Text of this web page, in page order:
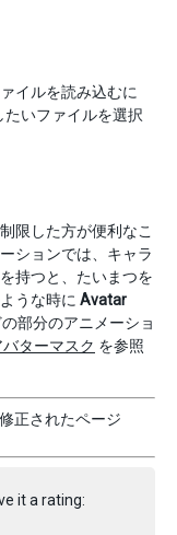
イルを読み込むに
いファイルを選択
限した方が便利なこ
ションでは、キャラ
持つと、たいまつを
うな時に Avatar
部分のアニメーショ
バターマスク を参照
正されたページ
it a rating: